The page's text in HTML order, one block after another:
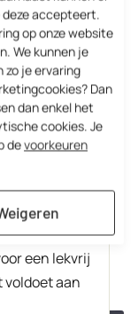
de
preventief
te
minimum
of
vervangen,
als op
een lekvrij
aan
accepteert.
op onze website
We kunnen je
zo je ervaring
Dan
dan enkel het
cookies. Je
devoorkeuren